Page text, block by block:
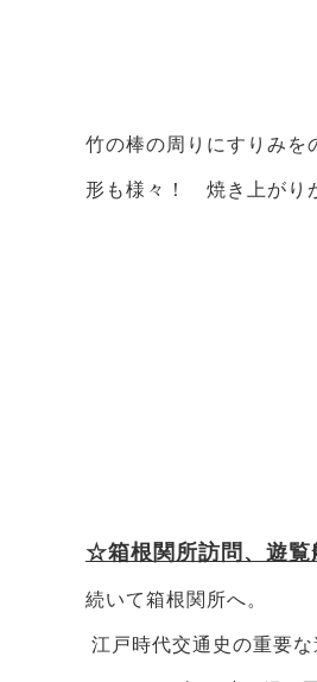
竹の棒の周りにすりみを
形も様々！ 焼き上がり
☆箱根関所訪問、遊
続いて箱根関所へ。
江戸時代交通史の重要な